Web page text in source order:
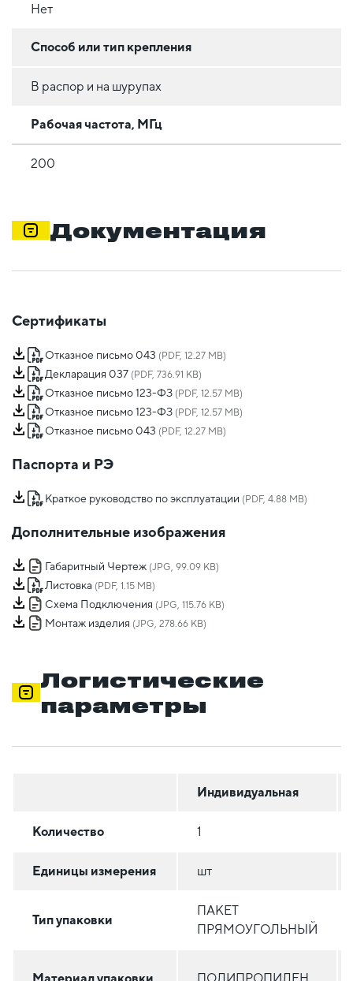
Нет
Способ или тип крепления
В распор и на шурупах
Рабочая частота, МГц
200
Документация
Сертификаты
Отказное письмо 043 (PDF, 12.27 MB)
Декларация 037 (PDF, 736.91 KB)
Отказное письмо 123-ФЗ (PDF, 12.57 MB)
Отказное письмо 123-ФЗ (PDF, 12.57 MB)
Отказное письмо 043 (PDF, 12.27 MB)
Паспорта и РЭ
Краткое руководство по эксплуатации (PDF, 4.88 MB)
Дополнительные изображения
Габаритный Чертеж (JPG, 99.09 KB)
Листовка (PDF, 1.15 MB)
Схема Подключения (JPG, 115.76 KB)
Монтаж изделия (JPG, 278.66 KB)
Логистические
параметры
Индивидуальная
Количество 1
Единицы измерения шт
Тип упаковки
ПАКЕТ
ПРЯМОУГОЛЬНЫЙ